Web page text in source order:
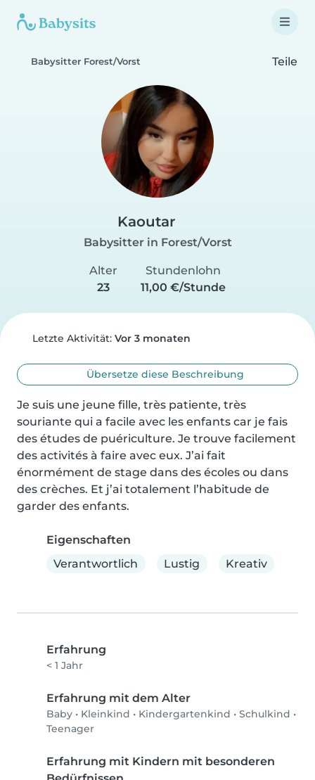
Babysitter Forest/Vorst Teile
Kaoutar
Babysitter in Forest/Vorst
Alter
23
Stundenlohn
11,00 €/Stunde
Letzte Aktivität: Vor 3 monaten
Übersetze diese Beschreibung
Je suis une jeune fille, très patiente, très
souriante qui a facile avec les enfants car je fais
des études de puériculture. Je trouve facilement
des activités à faire avec eux. J’ai fait
énormément de stage dans des écoles ou dans
des crèches. Et j’ai totalement l’habitude de
garder des enfants.
Eigenschaften
Verantwortlich
Lustig Kreativ
Erfahrung
< 1 Jahr
Erfahrung mit dem Alter
Baby • Kleinkind • Kindergartenkind • Schulkind •
Teenager
Erfahrung mit Kindern mit besonderen